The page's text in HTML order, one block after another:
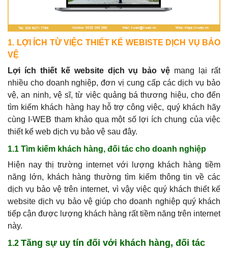
1. LỢI ÍCH TỪ VIỆC THIẾT KẾ WEBISTE DỊCH VỤ BẢO
VỆ
Lợi ích thiết kế website dịch vụ bảo vệ mang lại rất
nhiều cho doanh nghiệp, đơn vị cung cấp các dịch vụ bảo
vệ, an ninh, vệ sĩ, từ việc quảng bá thương hiệu, cho đến
tìm kiếm khách hàng hay hỗ trợ công việc, quý khách hãy
cùng I-WEB tham khảo qua một số lợi ích chung của việc
thiết kế web dịch vụ bảo vệ sau đây.
1.1 Tìm kiếm khách hàng, đối tác cho doanh nghiệp
Hiện nay thị trường internet với lượng khách hàng tiềm
năng lớn, khách hàng thường tìm kiếm thông tin về các
dịch vụ bảo vệ trên internet, vì vậy việc quý khách thiết kế
website dịch vụ bảo vệ giúp cho doanh nghiệp quý khách
tiếp cận được lượng khách hàng rất tiềm năng trên internet
này.
1.2 Tăng sự uy tín đối với khách hàng, đối tác